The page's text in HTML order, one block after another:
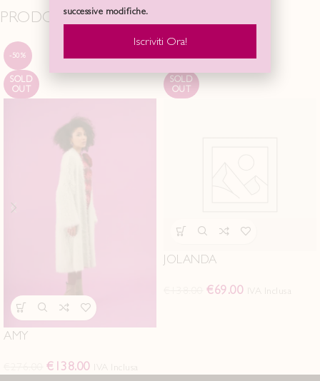
PRODOTTI CORRELATI
-50%
SOLD
OUT
AMY
€ 138.00
SOLD
OUT
JOLANDA
€69.00
successive modifiche.
Iscriviti Ora!